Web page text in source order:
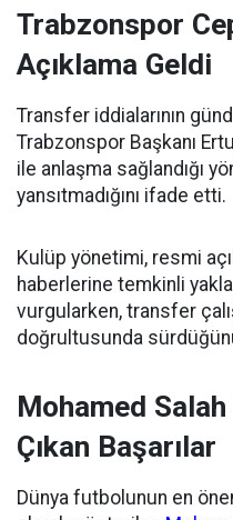
Trabzonspor
Açıklama Geldi
Transfer iddialarının
Trabzonspor Başkanı
ile anlaşma sağlandığı
yansıtmadığını ifade etti.
Kulüp yönetimi, resmi
haberlerine temkinli
vurgularken, transfer
doğrultusunda
Mohamed
Çıkan Başarılar
Dünya futbolunun en